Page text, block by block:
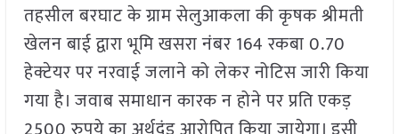
तहसील बरघाट के ग्राम सेलुआकला की कृषक श्रीमती
खेलन बाई द्वारा भूमि खसरा नंबर 164 रकबा 0.70
हेक्टेयर पर नरवाई जलाने को लेकर नोटिस जारी किया
गया है। जवाब समाधान कारक न होने पर प्रति एकड़